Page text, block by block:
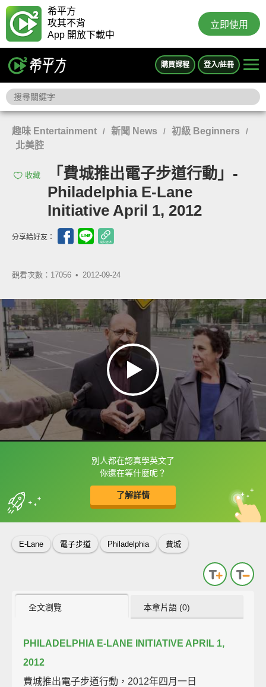
希平方
攻其不背
App 開放下載中
立即使用
購買課程 登入/註冊
趣味 Entertainment / 新聞 News / 初級 Beginners /
北美腔
收藏
「費城推出電子步道行動」-
Philadelphia E-Lane
Initiative April 1, 2012
分享給好友：
觀看次數：17056 • 2012-09-24
別人都在認真學英文了
你還在等什麼呢？
了解詳情
框選或點兩下字幕可以直接查字典喔！
收錄佳句 中
英
E-Lane 電子步道 Philadelphia 費城
全文瀏覽 本章片語 (0)
PHILADELPHIA E-LANE INITIATIVE APRIL 1,
2012
費城推出電子步道行動，2012年四月一日